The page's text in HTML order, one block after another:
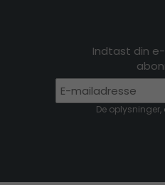
Indtast din
De